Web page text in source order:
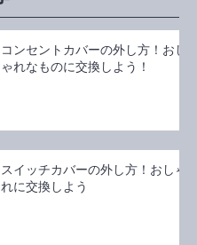
コンセントカバーの外し方！おし
ゃれなものに交換しよう！
スイッチカバーの外し方！おしゃ
れに交換しよう